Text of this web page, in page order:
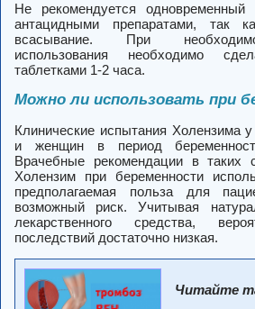
Не рекомендуется
антацидными препаратами, так
всасывание. При
использования необходимо
таблетками 1-2 часа.
Можно ли использовать при
Клинические испытания Холензима
и женщин в период
Врачебные рекомендации в таких
Холензим при беременности
предполагаемая польза для
возможный риск. Учитывая
лекарственного средства,
последствий достаточно низкая.
Читайте